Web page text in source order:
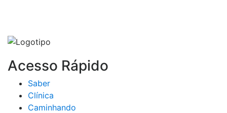
Acesso Rápido
Saber
Clínica
Caminhando